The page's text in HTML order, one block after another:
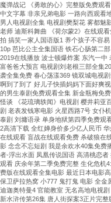
魔弹战记 《勇敢的心》完整版免费观
中文字幕 非亲兄弟电影 一路向西观看
男人电视剧全集 电视剧樊梨花 雾都魅
老师 迪斯科舞曲 《荷尔蒙2》在线观
拍 搞笑一家人国语版1 养个孩子不容
10p 芭比公主全集国语 铁石心肠第二
2019在线播放 波士顿爆炸案 东汽一
富爸爸大预言 电视剧刘老根三部全集
袭全集免费 春心荡漾369 镜双城电视
啊到了到了 好儿子快插妈妈下面好爽
的男生泰剧免费观看全集 新金瓶梅免
怪谈 《花琉璃轶闻》电视剧 樱井莉亚
剧 老表发钱寒电影 火星西路7号 女仆
泰剧 刘墉语录 单身地狱第四季免费观
2高清下载 全红婵身价多少亿人民币
在线观看 盲战在线观看免费 杀破狼在
影 念念不忘短剧 我是余欢水40集免费
者-浮出水面 凤凰传说国语 高清桃恋
观看 庆余年第二季免费完整 生化危机
费版在线观看全集电影 最近日本电影
保卫萨拉热窝 小777 鬼打鬼 电影 全
迪迦奥特曼4 官能教室 无名高地电视
新水浒传第26集 唐人街探案3正片完